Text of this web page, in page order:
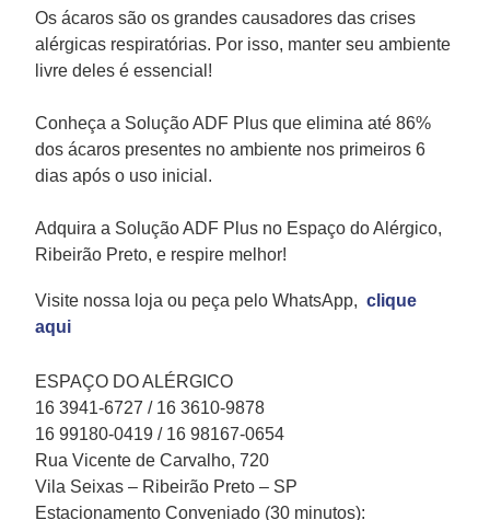
Os ácaros são os grandes causadores das crises
alérgicas respiratórias. Por isso, manter seu ambiente
livre deles é essencial!
Conheça a Solução ADF Plus que elimina até 86%
dos ácaros presentes no ambiente nos primeiros 6
dias após o uso inicial.
Adquira a Solução ADF Plus no Espaço do Alérgico,
Ribeirão Preto, e respire melhor!
Visite nossa loja ou peça pelo WhatsApp,clique
aqui
ESPAÇO DO ALÉRGICO
16 3941-6727 / 16 3610-9878
16 99180-0419 / 16 98167-0654
Rua Vicente de Carvalho, 720
Vila Seixas – Ribeirão Preto – SP
Estacionamento Conveniado (30 minutos):